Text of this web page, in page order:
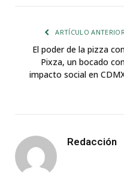
ARTÍCULO
El poder de la pizza
Pixza, un bocado
impacto social en
Redacción